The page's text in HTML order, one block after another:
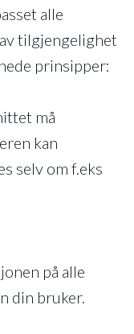
alle
tilgjengelighet
prinsipper:
må
kan
selv om f.eks
på alle
din bruker.